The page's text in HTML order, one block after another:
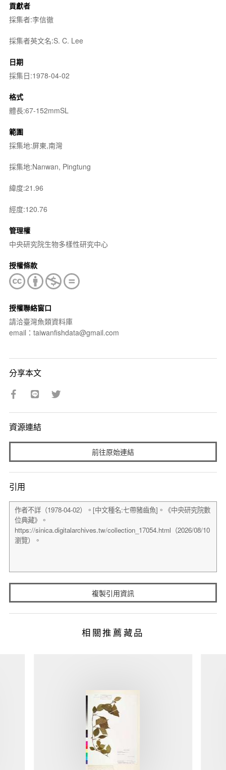
貢獻者
採集者:李信徹
採集者英文名:S. C. Lee
日期
採集日:1978-04-02
格式
體長:67-152mmSL
範圍
採集地:屏東,南灣
採集地:Nanwan, Pingtung
緯度:21.96
經度:120.76
管理權
中央研究院生物多樣性研究中心
授權條款
授權聯絡窗口
請洽臺灣魚類資料庫
email：taiwanfishdata@gmail.com
分享本文
資源連結
前往原始連結
引用
複製引用資訊
相關推薦藏品